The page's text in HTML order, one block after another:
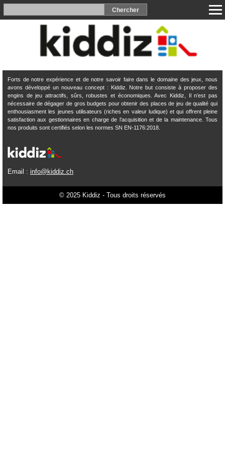
Forts de notre expérience et de notre savoir faire dans le domaine des jeux, nous
avons développé un nouveau concept : Kiddiz. Notre but consiste à proposer des
engins de jeu attractifs, sûrs, robustes et économiques. Avec Kiddiz, Il n’est pas
nécessaire de dégager de gros budgets pour obtenir des places de jeu de qualité qui
enthousiasment les jeunes utilisateurs (riches en valeur ludique) et qui offrent pleine
satisfaction aux gestionnaires en charge de l’acquisition et de la maintenance. Tous
nos produits sont certifiés selon les normes SN EN-1176:2018.
Email : info@kiddiz.ch
© 2025 Kiddiz - Tous droits réservés